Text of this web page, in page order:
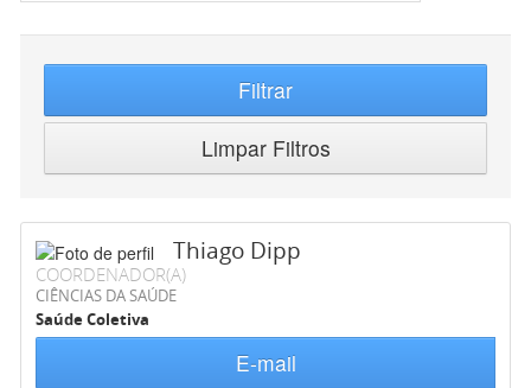
Filtrar
Limpar Filtros
Thiago Dipp
COORDENADOR(A)
CIÊNCIAS DA SAÚDE
Saúde Coletiva
E-mail